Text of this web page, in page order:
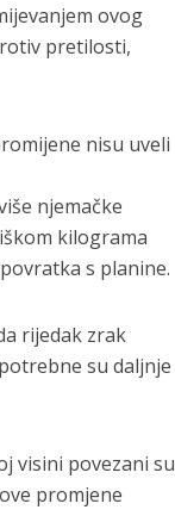
ovog
pretilosti,
nisu uveli
njemačke
kilograma
s planine.
rijedak zrak
su daljnje
visini povezani su
promjene